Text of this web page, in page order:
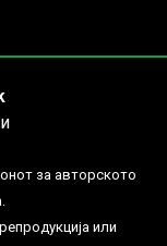
за авторското
или